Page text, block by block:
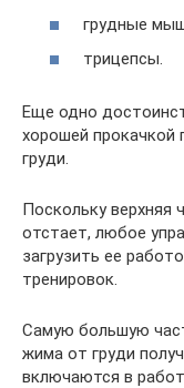
грудные
трицепсы.
Еще одно
хорошей прокачкой
груди.
Поскольку верхняя
отстает, любое
загрузить ее
тренировок.
Самую большую
жима от груди
включаются в